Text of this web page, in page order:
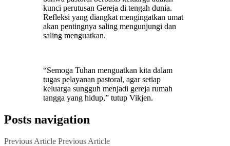
kunci perutusan Gereja di tengah dunia.
Refleksi yang diangkat mengingatkan umat
akan pentingnya saling mengunjungi dan
saling menguatkan.
“Semoga Tuhan menguatkan kita dalam
tugas pelayanan pastoral, agar setiap
keluarga sungguh menjadi gereja rumah
tangga yang hidup,” tutup Vikjen.
Posts navigation
Previous Article Previous Article